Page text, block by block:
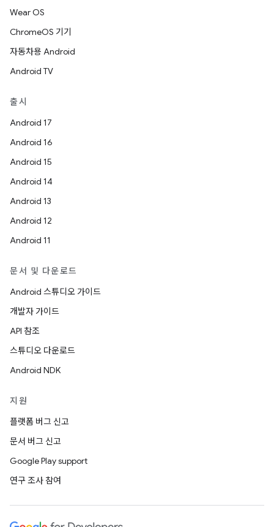
Wear OS
ChromeOS 기기
자동차용 Android
Android TV
출시
Android 17
Android 16
Android 15
Android 14
Android 13
Android 12
Android 11
문서 및 다운로드
Android 스튜디오 가이드
개발자 가이드
API 참조
스튜디오 다운로드
Android NDK
지원
플랫폼 버그 신고
문서 버그 신고
Google Play support
연구 조사 참여